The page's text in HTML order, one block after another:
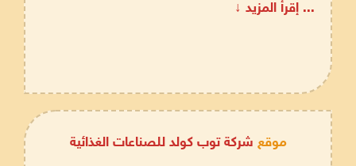
... إقرأ المزيد ↓
موقع شركة توب كولد للصناعات الغذائية